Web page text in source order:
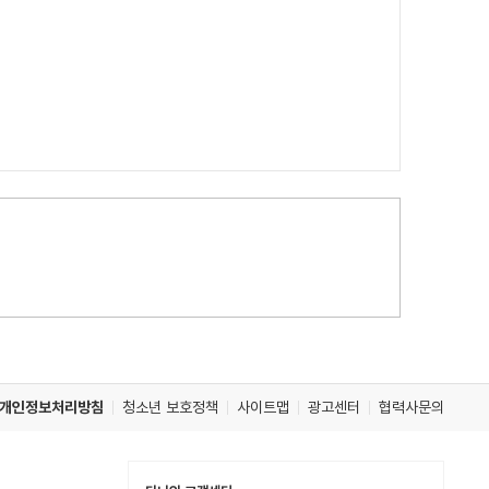
개인정보처리방침 청소년 보호정책 사이트맵 광고센터 협력사문의